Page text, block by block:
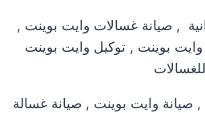
, صيانة غسالات وايت بوينت ,
بوينت , توكيل وايت بوينت
للغسالات
صيانة وايت بوينت , صيانة غسالة